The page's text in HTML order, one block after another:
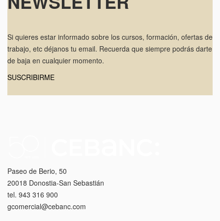
Si quieres estar informado sobre los cursos, formación, ofertas de
trabajo, etc déjanos tu email. Recuerda que siempre podrás darte
de baja en cualquier momento.
SUSCRIBIRME
Paseo de Berio, 50
20018 Donostia-San Sebastián
tel. 943 316 900
gcomercial@cebanc.com